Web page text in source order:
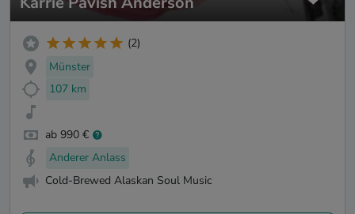
(2)
Münster
107 km
ab 990 €
Anderer Anlass
Cold-Brewed Alaskan Soul Music